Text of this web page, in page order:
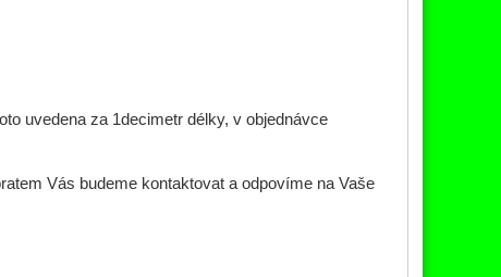
uvedena za 1decimetr délky, v objednávce
Vás budeme kontaktovat a odpovíme na Vaše